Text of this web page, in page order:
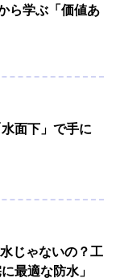
ら学ぶ「価値あ
面下」で手に
じゃないの？工
最適な防水」